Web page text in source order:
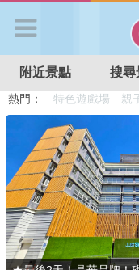
APP登入
首 頁
搜尋景點
好康優惠
附近景點 搜尋
熱門： 溜滑梯民宿 觀
特色遊戲場
親子住房優